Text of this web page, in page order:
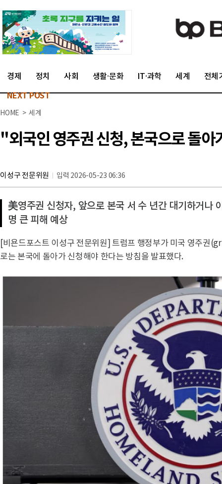
경제 정치 사회 생활·문화 IT·과학 세계 전체
NEXT POST
HOME > 세계
"외국인 영주권 신청, 본국으로 돌
이성구 전문위원 입력 2026-05-23 06:36
美영주권 신청자, 앞으로 본국 서 수 년간 대기하거나
명 큰 피해 예상
[비욘드포스트 이성구 전문위원] 트럼프 행정부가 미국 영주권
로는 본국에 돌아가 신청해야 한다는 방침을 발표했다.